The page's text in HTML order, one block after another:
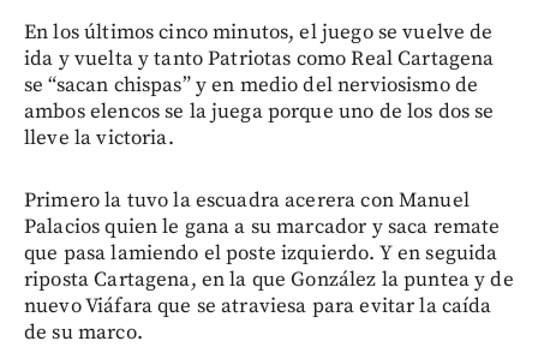
En los últimos cinco minutos, el juego se vuelve de
ida y vuelta y tanto Patriotas como Real Cartagena
se “sacan chispas” y en medio del nerviosismo de
ambos elencos se la juega porque uno de los dos se
lleve la victoria.
Primero la tuvo la escuadra acerera con Manuel
Palacios quien le gana a su marcador y saca remate
que pasa lamiendo el poste izquierdo. Y en seguida
riposta Cartagena, en la que González la puntea y de
nuevo Viáfara que se atraviesa para evitar la caída
de su marco.